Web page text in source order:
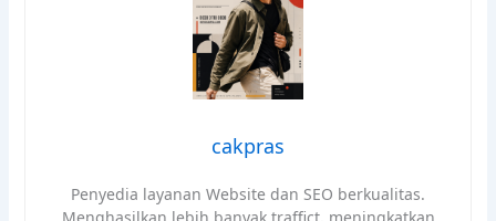
cakpras
Penyedia layanan Website dan SEO berkualitas.